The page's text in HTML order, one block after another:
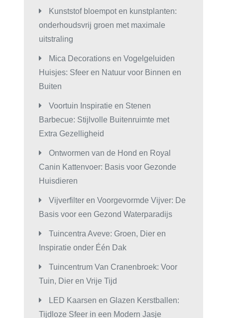
Kunststof bloempot en kunstplanten:
onderhoudsvrij groen met maximale
uitstraling
Mica Decorations en Vogelgeluiden
Huisjes: Sfeer en Natuur voor Binnen en
Buiten
Voortuin Inspiratie en Stenen
Barbecue: Stijlvolle Buitenruimte met
Extra Gezelligheid
Ontwormen van de Hond en Royal
Canin Kattenvoer: Basis voor Gezonde
Huisdieren
Vijverfilter en Voorgevormde Vijver: De
Basis voor een Gezond Waterparadijs
Tuincentra Aveve: Groen, Dier en
Inspiratie onder Één Dak
Tuincentrum Van Cranenbroek: Voor
Tuin, Dier en Vrije Tijd
LED Kaarsen en Glazen Kerstballen:
Tijdloze Sfeer in een Modern Jasje